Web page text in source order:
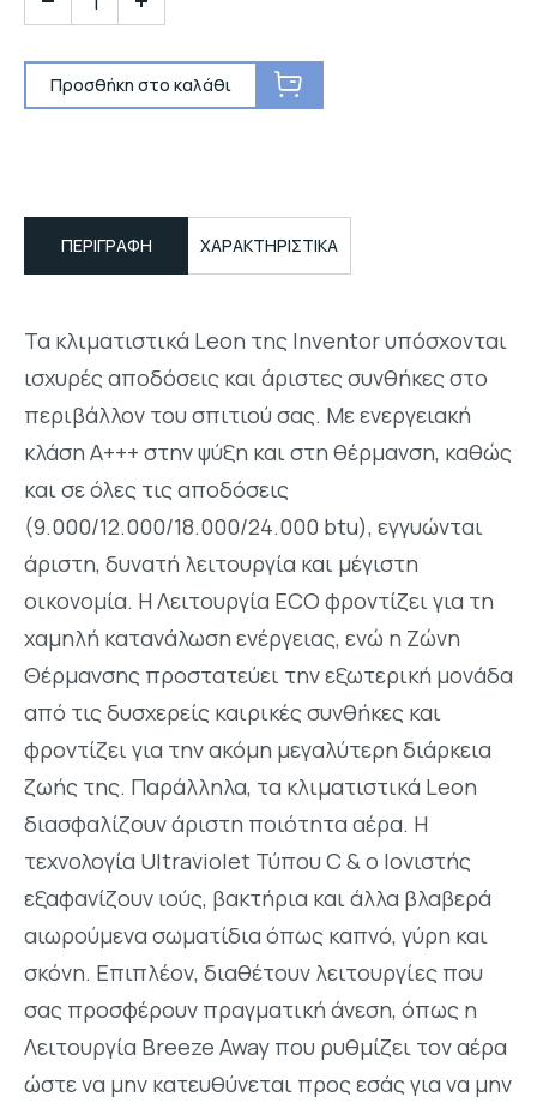
Προσθήκη στο καλάθι
ΠΕΡΙΓΡΑΦΉ ΧΑΡΑΚΤΗΡΙΣΤΙΚΑ
Τα κλιματιστικά Leon της Inventor υπόσχονται
ισχυρές αποδόσεις και άριστες συνθήκες στο
περιβάλλον του σπιτιού σας. Με ενεργειακή
κλάση Α+++ στην ψύξη και στη θέρμανση, καθώς
και σε όλες τις αποδόσεις
(9.000/12.000/18.000/24.000 btu), εγγυώνται
άριστη, δυνατή λειτουργία και μέγιστη
οικονομία. Η Λειτουργία ECO φροντίζει για τη
χαμηλή κατανάλωση ενέργειας, ενώ η Ζώνη
Θέρμανσης προστατεύει την εξωτερική μονάδα
από τις δυσχερείς καιρικές συνθήκες και
φροντίζει για την ακόμη μεγαλύτερη διάρκεια
ζωής της. Παράλληλα, τα κλιματιστικά Leon
διασφαλίζουν άριστη ποιότητα αέρα. Η
τεχνολογία Ultraviolet Τύπου C & ο Ιονιστής
εξαφανίζουν ιούς, βακτήρια και άλλα βλαβερά
αιωρούμενα σωματίδια όπως καπνό, γύρη και
σκόνη. Επιπλέον, διαθέτουν λειτουργίες που
σας προσφέρουν πραγματική άνεση, όπως η
Λειτουργία Breeze Away που ρυθμίζει τον αέρα
ώστε να μην κατευθύνεται προς εσάς για να μην